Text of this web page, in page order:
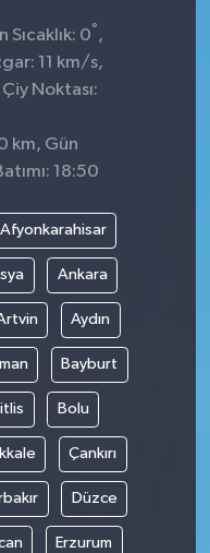
0° ,
11 km/s,
Noktası:
km, Gün
18:50
Afyonkarahisar
Ankara
Aydın
Bayburt
Bolu
Çankırı
Düzce
Erzurum